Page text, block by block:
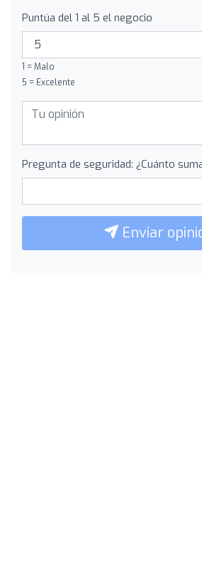
Puntúa del 1 al 5 el negocio
1 = Malo
5 = Excelente
Pregunta de seguridad: ¿Cuánto
Enviar